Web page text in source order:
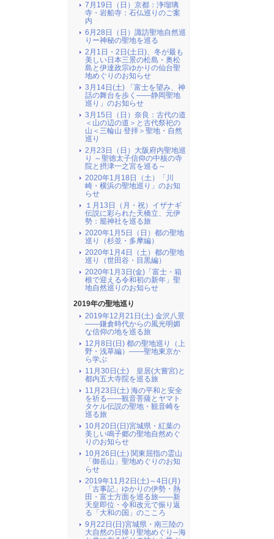
7月19日（日）京都：浄瑠璃
寺・岩船寺：石仏巡りのご案
内
6月28日（日）諏訪聖地自然巡
りー神秘の聖地を巡る
2月1日・2日(土日)、冬が最も
美しい日本三景の松島・奥松
島と伊達政宗ゆかりの仙台聖
地めぐりのお知らせ
3月14日(土) 「富士を望み、神
話の舞台を歩く――静岡聖地
巡り」のお知らせ
3月15日（日）奈良：古代の道
＜山の辺の道＞と古代祭祀の
山＜三輪山 登拝＞聖地・自然
巡り
2月23日（日）大阪府内聖地巡
り ～聖徳太子信仰の中核の寺
院と摂津一之宮を巡る～
2020年1月18日（土）「川
崎・横浜の聖地巡り」のお知
らせ
１月13日（月・祝）イザナギ
伝説に彩られた天橋立、元伊
勢：籠神社を巡る旅
2020年1月5日（日）都の聖地
巡り（杉並・多摩編）
2020年1月4日（土）都の聖地
巡り（世田谷・目黒編）
2020年1月3日(金)「富士・箱
根で迎える令和初の新年」聖
地自然巡りのお知らせ
2019年の聖地巡り
2019年12月21日(土) 金沢八景
――鎌倉時代からの風光明媚
な信仰の地を巡る旅
12月8日(日) 都の聖地巡り（上
野・浅草編）――聖地東京か
ら学ぶ
11月30日(土) 皇居(大嘗宮)と
都内五大寺院を巡る旅
11月23日(土) 海の平和と安全
を祈る――観音菩薩とヤマト
タケル伝説の聖地・観音崎を
巡る旅
10月20日(日)宮城県・紅葉の
美しい鳴子郷の聖地自然めぐ
りのお知らせ
10月26日(土) 関東屈指の霊山
「御岳山」聖地めぐりのお知
らせ
2019年11月2日(土)～4日(月)
「古事記」ゆかりの伊勢・熱
田・富士方面を巡る旅――新
天皇即位・令和改元で振り返
る「大和の国」のこころ
9月22日(日)宮城県・南三陸の
大自然の日帰り聖地めぐり─海